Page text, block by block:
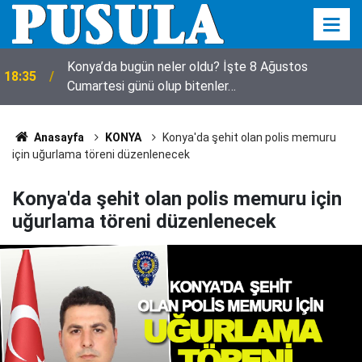
18:35
Konya’da bugün neler oldu? İşte 8 Ağustos
Cumartesi günü olup bitenler…
18:23 Avukat Esra Betül'den Pusula'ya ziyaret
Anasayfa KONYA
Konya'da şehit olan polis memuru
için uğurlama töreni düzenlenecek
Konya'da şehit olan polis memuru için
uğurlama töreni düzenlenecek